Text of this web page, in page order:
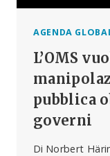
AGENDA
L’OMS
pubblica
governi
Di Norbert